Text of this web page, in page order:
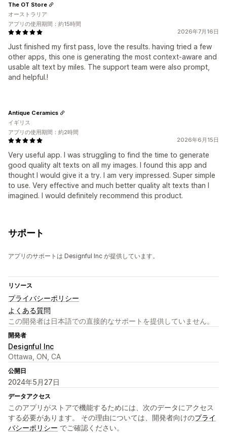
2026年7月16日
Just finished my first pass, love the results. having tried a few
other apps, this one is generating the most context-aware and
usable alt text by miles. The support team were also prompt,
and helpful.!
The OT Store
オーストラリア
アプリの使用期間：約15時間
2026年6月15日
Very useful app. I was struggling to find the time to generate
good quality alt texts on all my images. I found this app and
thought I would give it a try. I am very impressed. Super simple
to use. Very effective and much better quality alt texts than I
imagined. I would definitely recommend this product.
Antique Ceramics
イギリス
アプリの使用期間：約2時間
サポート
アプリのサポートは Designful Inc が提供しています。
リソース
プライバシーポリシー
よくある質問
この開発者は日本語での直接的なサポートを提供していません。
開発者
Designful Inc
Ottawa, ON, CA
公開日
2024年5月27日
データアクセス
このアプリがストアで機能するためには、次のデータにアクセス
する必要があります。 その理由については、開発者向けのプライ
バシーポリシー でご確認ください。